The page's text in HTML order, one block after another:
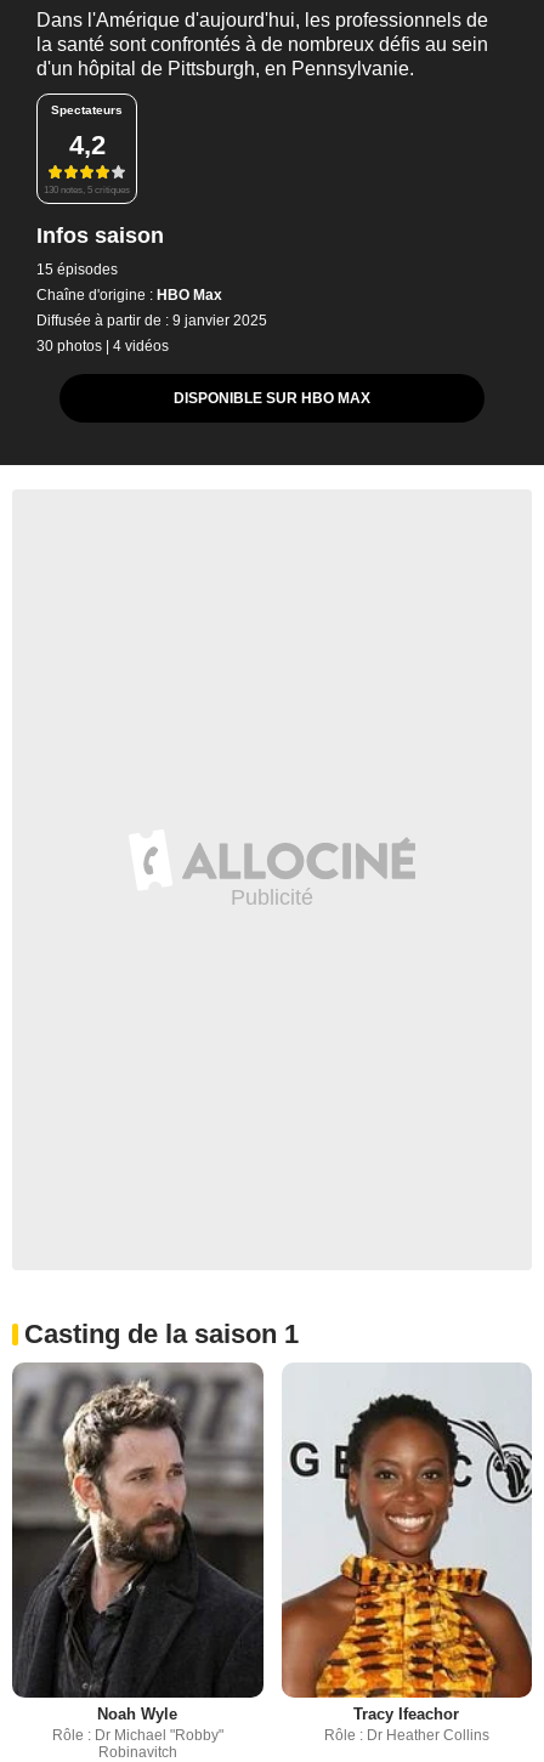
Dans l'Amérique d'aujourd'hui, les professionnels de
la santé sont confrontés à de nombreux défis au sein
d'un hôpital de Pittsburgh, en Pennsylvanie.
Spectateurs
4,2
130 notes, 5 critiques
Infos saison
15 épisodes
Chaîne d'origine : HBO Max
Diffusée à partir de : 9 janvier 2025
30 photos | 4 vidéos
DISPONIBLE SUR HBO MAX
Casting de la saison 1
Noah Wyle
Rôle : Dr Michael "Robby"
Robinavitch
Tracy Ifeachor
Rôle : Dr Heather Collins